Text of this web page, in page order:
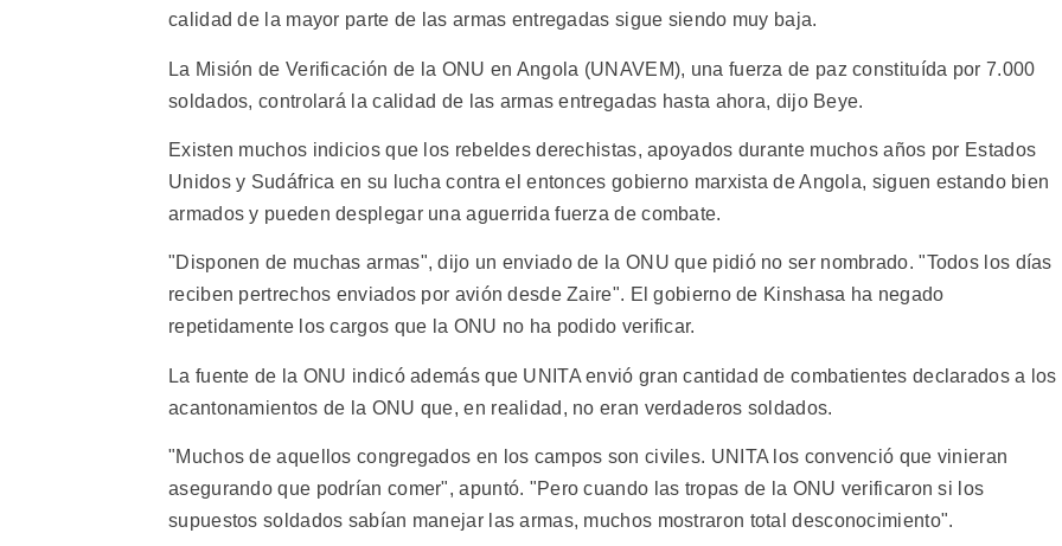
calidad de la mayor parte de las armas entregadas sigue siendo muy baja.
La Misión de Verificación de la ONU en Angola (UNAVEM), una fuerza de paz constituída por 7.000
soldados, controlará la calidad de las armas entregadas hasta ahora, dijo Beye.
Existen muchos indicios que los rebeldes derechistas, apoyados durante muchos años por Estados
Unidos y Sudáfrica en su lucha contra el entonces gobierno marxista de Angola, siguen estando bien
armados y pueden desplegar una aguerrida fuerza de combate.
"Disponen de muchas armas", dijo un enviado de la ONU que pidió no ser nombrado. "Todos los días
reciben pertrechos enviados por avión desde Zaire". El gobierno de Kinshasa ha negado
repetidamente los cargos que la ONU no ha podido verificar.
La fuente de la ONU indicó además que UNITA envió gran cantidad de combatientes declarados a los
acantonamientos de la ONU que, en realidad, no eran verdaderos soldados.
"Muchos de aquellos congregados en los campos son civiles. UNITA los convenció que vinieran
asegurando que podrían comer", apuntó. "Pero cuando las tropas de la ONU verificaron si los
supuestos soldados sabían manejar las armas, muchos mostraron total desconocimiento".